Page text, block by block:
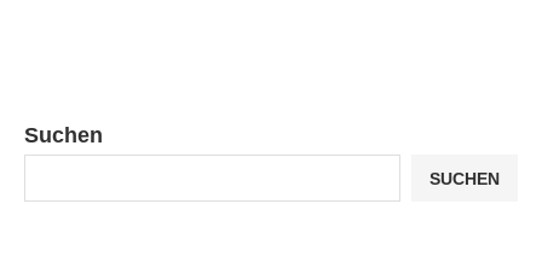
Suchen
SUCHEN